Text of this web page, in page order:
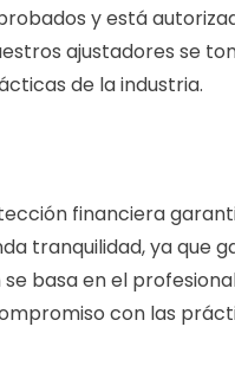
y está
ajustadores se
de la industria.
financiera
tranquilidad, ya que
basa en el
con las